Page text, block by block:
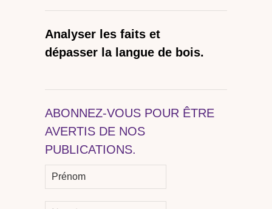
Analyser les faits et
dépasser la langue de bois.
ABONNEZ-VOUS POUR ÊTRE
AVERTIS DE NOS
PUBLICATIONS.